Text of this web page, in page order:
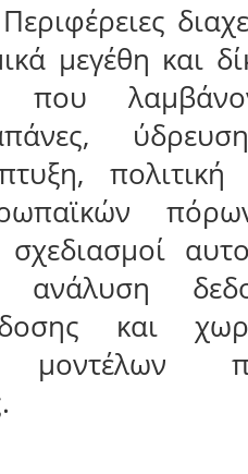
μεγέθη και
που
ανάλυση
και
μοντέλων